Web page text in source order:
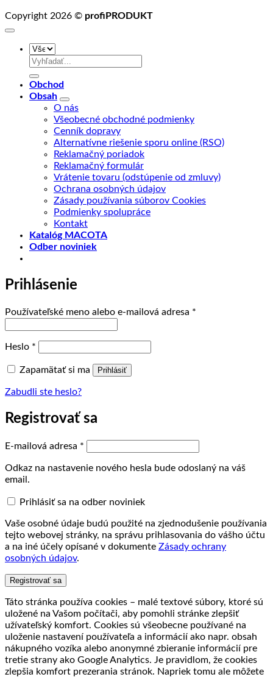
Copyright 2026 © profiPRODUKT
Hľadať:
Obchod
Obsah
O nás
Všeobecné obchodné podmienky
Cenník dopravy
Alternatívne riešenie sporu online (RSO)
Reklamačný poriadok
Reklamačný formulár
Vrátenie tovaru (odstúpenie od zmluvy)
Ochrana osobných údajov
Zásady používania súborov Cookies
Podmienky spolupráce
Kontakt
Katalóg MACOTA
Odber noviniek
Prihlásenie
Používateľské meno alebo e-mailová adresa *
Heslo *
Zapamätať si ma Prihlásiť
Zabudli ste heslo?
Registrovať sa
E-mailová adresa *
Odkaz na nastavenie nového hesla bude odoslaný na váš
email.
Prihlásiť sa na odber noviniek
Vaše osobné údaje budú použité na zjednodušenie používania
tejto webovej stránky, na správu prihlasovania do vášho účtu
a na iné účely opísané v dokumente Zásady ochrany
osobných údajov.
Registrovať sa
Táto stránka používa cookies – malé textové súbory, ktoré sú
uložené na Vašom počítači, aby pomohli stránke zlepšiť
užívateľský komfort. Cookies sú všeobecne používané na
uloženie nastavení používateľa a informácií ako napr. obsah
nákupného vozíka alebo anonymné zbieranie informácií pre
tretie strany ako Google Analytics. Je pravidlom, že cookies
zlepšia komfort prezerania stránok. Napriek tomu ale môžete